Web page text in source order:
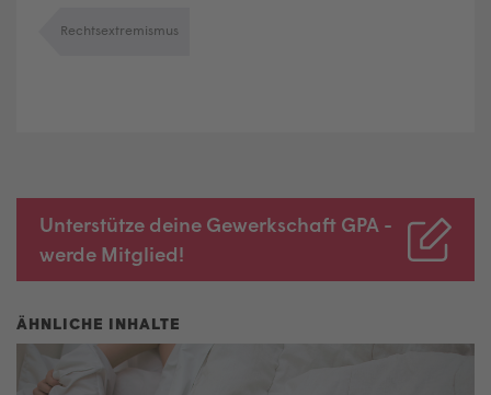
Rechtsextremismus
Unterstütze deine Gewerkschaft GPA -
werde Mitglied!